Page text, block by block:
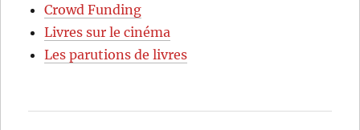
Crowd Funding
Livres sur le cinéma
Les parutions de livres